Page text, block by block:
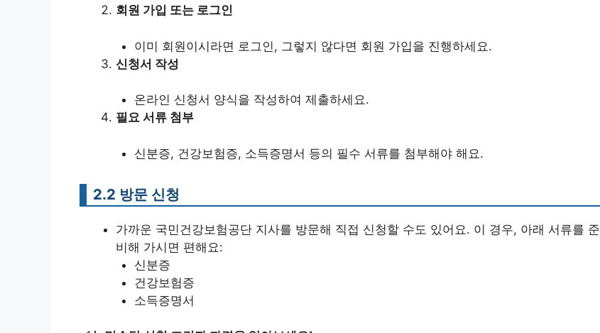
회원 가입 또는 로그인
이미 회원이시라면 로그인, 그렇지 않다면 회원 가입을 진행하세요.
신청서 작성
온라인 신청서 양식을 작성하여 제출하세요.
필요 서류 첨부
신분증, 건강보험증, 소득증명서 등의 필수 서류를 첨부해야 해요.
2.2 방문 신청
가까운 국민건강보험공단 지사를 방문해 직접 신청할 수도 있어요. 이 경우, 아래 서류를 준
비해 가시면 편해요:
신분증
건강보험증
소득증명서